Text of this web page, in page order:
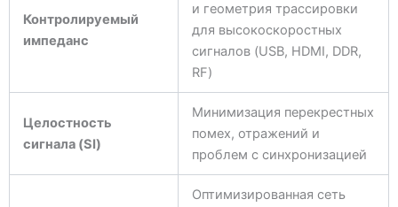
Контролируемый
импеданс
и геометрия трассировки
для высокоскоростных
сигналов (USB, HDMI, DDR,
RF)
Целостность
сигнала (SI)
Минимизация перекрестных
помех, отражений и
проблем с синхронизацией
Оптимизированная сеть